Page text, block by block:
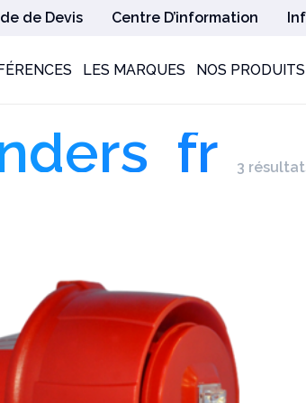
de Devis Centre D’information
LES MARQUES NOS PRODUITS
3